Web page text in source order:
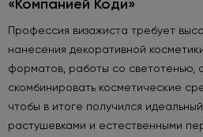
«Компанией Коди»
Профессия визажиста требует
нанесения декоративной
форматов, работы со светотенью,
скомбинировать косметические
чтобы в итоге получился
растушевками и естественными